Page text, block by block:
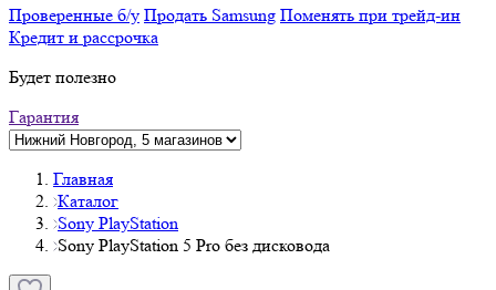
Проверенные б/у Продать Samsung Поменять при трейд-ин
Кредит и рассрочка
Будет полезно
Гарантия
Главная
Каталог
Sony PlayStation
Sony PlayStation 5 Pro без дисковода